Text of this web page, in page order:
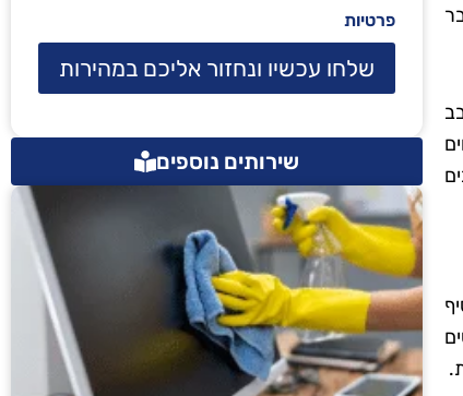
פרטיות
שלחו עכשיו ונחזור אליכם במהירות
שירותים נוספים